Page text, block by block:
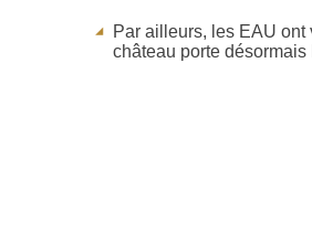
Par ailleurs, les EAU
château porte